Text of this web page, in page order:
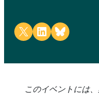
Share on X Share on LinkedIn
Share on Bluesky
このイベントには